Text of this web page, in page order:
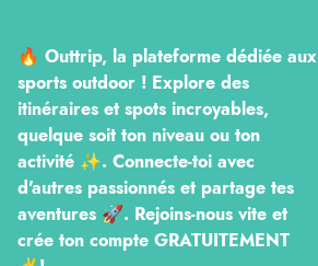
🔥 Outtrip, la plateforme dédiée aux
sports outdoor ! Explore des
itinéraires et spots incroyables,
quelque soit ton niveau ou ton
activité ✨. Connecte-toi avec
d'autres passionnés et partage tes
aventures 🚀. Rejoins-nous vite et
crée ton compte GRATUITEMENT